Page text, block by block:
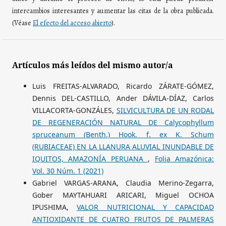
intercambios interesantes y aumentar las citas de la obra publicada.
(Véase El efecto del acceso abierto).
Artículos más leídos del mismo autor/a
Luis FREITAS-ALVARADO, Ricardo ZÁRATE-GÓMEZ,
Dennis DEL-CASTILLO, Ander DÁVILA-DÍAZ, Carlos
VILLACORTA-GONZÁLES, SILVICULTURA DE UN RODAL
DE REGENERACIÓN NATURAL DE Calycophyllum
spruceanum (Benth.) Hook. f. ex K. Schum
(RUBIACEAE) EN LA LLANURA ALUVIAL INUNDABLE DE
IQUITOS, AMAZONÍA PERUANA , Folia Amazónica:
Vol. 30 Núm. 1 (2021)
Gabriel VARGAS-ARANA, Claudia Merino-Zegarra,
Gober MAYTAHUARI ARICARI, Miguel OCHOA
IPUSHIMA,VALOR NUTRICIONAL Y CAPACIDAD
ANTIOXIDANTE DE CUATRO FRUTOS DE PALMERAS